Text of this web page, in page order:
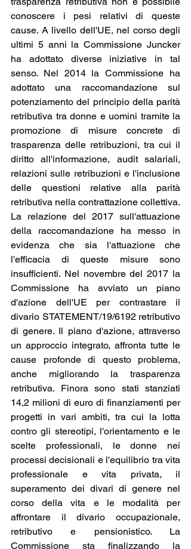
conoscere i pesi relativi di queste
cause. A livello dell'UE, nel corso degli
ultimi 5 anni la Commissione Juncker
ha adottato diverse iniziative in tal
senso. Nel 2014 la Commissione ha
adottato una raccomandazione sul
potenziamento del principio della parità
retributiva tra donne e uomini tramite la
promozione di misure concrete di
trasparenza delle retribuzioni, tra cui il
diritto all'informazione, audit salariali,
relazioni sulle retribuzioni e l'inclusione
delle questioni relative alla parità
retributiva nella contrattazione collettiva.
La relazione del 2017 sull'attuazione
della raccomandazione ha messo in
evidenza che sia l'attuazione che
l'efficacia di queste misure sono
insufficienti. Nel novembre del 2017 la
Commissione ha avviato un piano
d'azione dell'UE per contrastare il
divario STATEMENT/19/6192 retributivo
di genere. Il piano d'azione, attraverso
un approccio integrato, affronta tutte le
cause profonde di questo problema,
anche migliorando la trasparenza
retributiva. Finora sono stati stanziati
14,2 milioni di euro di finanziamenti per
progetti in vari ambiti, tra cui la lotta
contro gli stereotipi, l'orientamento e le
scelte professionali, le donne nei
processi decisionali e l'equilibrio tra vita
professionale e vita privata, il
superamento dei divari di genere nel
corso della vita e le modalità per
affrontare il divario occupazionale,
retributivo e pensionistico. La
Commissione sta finalizzando la